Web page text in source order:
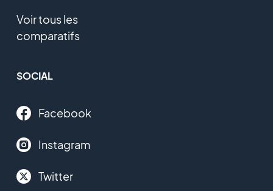
Voir tous les
comparatifs
SOCIAL
Facebook
Instagram
Twitter